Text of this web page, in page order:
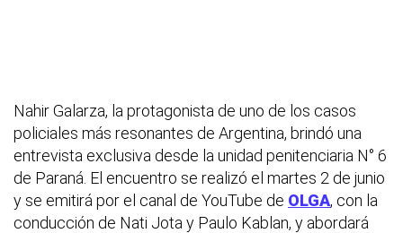
Nahir Galarza, la protagonista de uno de los casos
policiales más resonantes de Argentina, brindó una
entrevista exclusiva desde la unidad penitenciaria N° 6
de Paraná. El encuentro se realizó el martes 2 de junio
y se emitirá por el canal de YouTube de OLGA, con la
conducción de Nati Jota y Paulo Kablan, y abordará